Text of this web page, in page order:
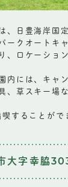
、日豊海岸国
ークオートキ
、ロケーショ
内には、キャ
、草スキー場
することがで
大字幸脇